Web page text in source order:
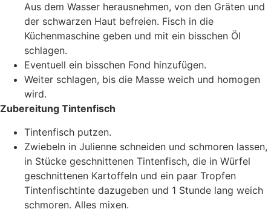
Aus dem Wasser herausnehmen, von den Gräten und
der schwarzen Haut befreien. Fisch in die
Küchenmaschine geben und mit ein bisschen Öl
schlagen.
Eventuell ein bisschen Fond hinzufügen.
Weiter schlagen, bis die Masse weich und homogen
wird.
Zubereitung Tintenfisch
Tintenfisch putzen.
Zwiebeln in Julienne schneiden und schmoren lassen,
in Stücke geschnittenen Tintenfisch, die in Würfel
geschnittenen Kartoffeln und ein paar Tropfen
Tintenfischtinte dazugeben und 1 Stunde lang weich
schmoren. Alles mixen.